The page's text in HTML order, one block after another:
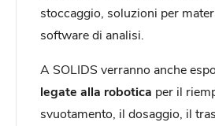
stoccaggio, soluzioni per
software di analisi.
A SOLIDS verranno anche
legate alla robotica per il
svuotamento, il dosaggio, il